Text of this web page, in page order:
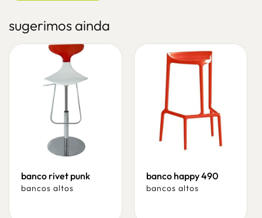
sugerimos ainda
banco rivet punk
bancos altos
banco happy 490
bancos altos